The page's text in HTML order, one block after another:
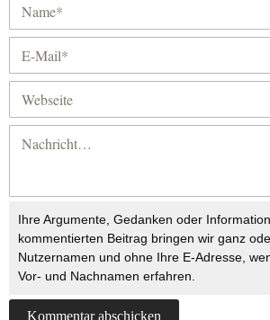
Ihre Argumente, Gedanken oder
kommentierten Beitrag bringen wir ganz
Nutzernamen und ohne Ihre E-Adresse,
Vor- und Nachnamen erfahren.